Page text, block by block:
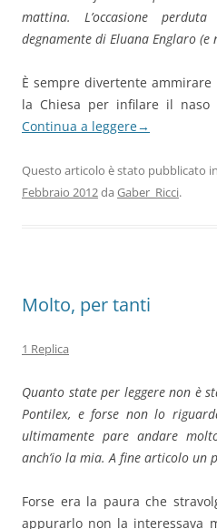
mattina. L’occasione
degnamente di Eluana Englaro (e
È sempre divertente
la Chiesa per infilare il
Continua a leggere→
Questo articolo è stato pubblicato in
Febbraio 2012da Gaber_Ricci.
Molto, per tanti
1 Replica
Quanto state per leggere non è
Pontilex, e forse non lo
ultimamente pare andare
anch’io la mia. A fine articolo un
Forse era la paura che
appurarlo non la interessava